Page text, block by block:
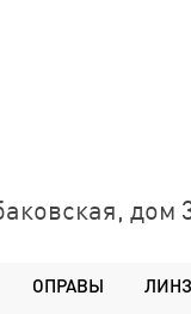
дом
ОПРАВЫ